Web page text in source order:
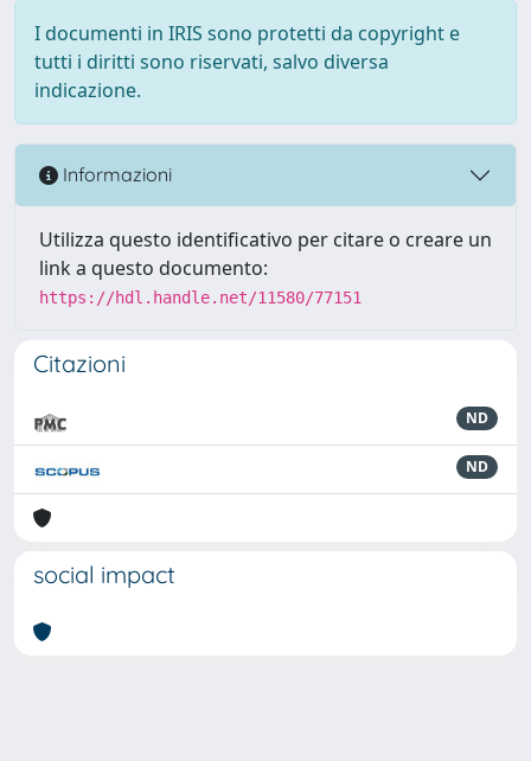
I documenti in IRIS sono protetti da copyright e
tutti i diritti sono riservati, salvo diversa
indicazione.
Informazioni
Utilizza questo identificativo per citare o creare un
link a questo documento:
https://hdl.handle.net/11580/77151
Citazioni
ND
ND
social impact